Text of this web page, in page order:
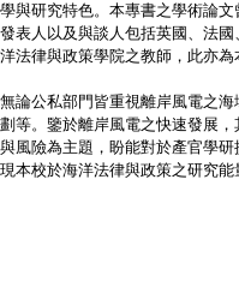
與研究特色。本專書之學術論
表人以及與談人包括英國、法
法律與政策學院之教師，此亦
公私部門皆重視離岸風電之海
等。鑒於離岸風電之快速發展
風險為主題，盼能對於產官學
本校於海洋法律與政策之研究能